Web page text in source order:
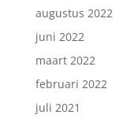
augustus 2022
juni 2022
maart 2022
februari 2022
juli 2021